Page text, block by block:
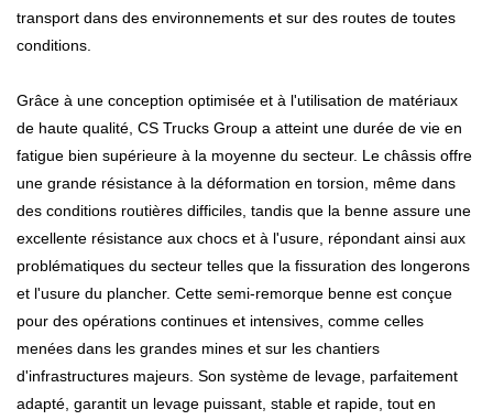
transport dans des environnements et sur des routes de toutes
conditions.
Grâce à une conception optimisée et à l'utilisation de matériaux
de haute qualité, CS Trucks Group a atteint une durée de vie en
fatigue bien supérieure à la moyenne du secteur. Le châssis offre
une grande résistance à la déformation en torsion, même dans
des conditions routières difficiles, tandis que la benne assure une
excellente résistance aux chocs et à l'usure, répondant ainsi aux
problématiques du secteur telles que la fissuration des longerons
et l'usure du plancher. Cette semi-remorque benne est conçue
pour des opérations continues et intensives, comme celles
menées dans les grandes mines et sur les chantiers
d'infrastructures majeurs. Son système de levage, parfaitement
adapté, garantit un levage puissant, stable et rapide, tout en